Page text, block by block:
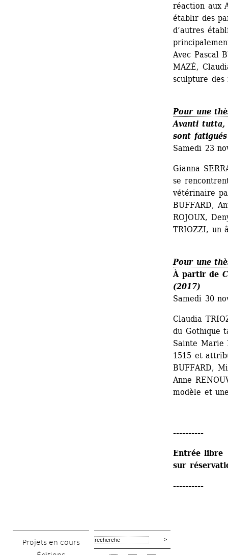
Projets en cours
réaction aux
établir des
d’autres
Avec Pascal
MAZÉ,
sculpture des
Pour une
Avanti tutta,
sont fatigués
Samedi 23
Gianna
se
vétérinaire
BUFFARD,
ROJOUX,
TRIOZZI, un
Pour une
À partir de
(2017)
Samedi 30
Claudia
du Gothique
Sainte Marie
1515 et
BUFFARD,
Anne
modèle et
----------
Entrée libre
sur
----------